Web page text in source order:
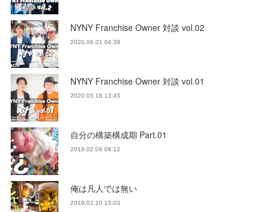
NYNY Franchise Owner 対談 vol.02
2020.06.01 04:39
NYNY Franchise Owner 対談 vol.01
2020.05.18 13:45
自分の構築構成期 Part.01
2019.02.09 08:12
俺は凡人では無い
2019.01.10 15:03